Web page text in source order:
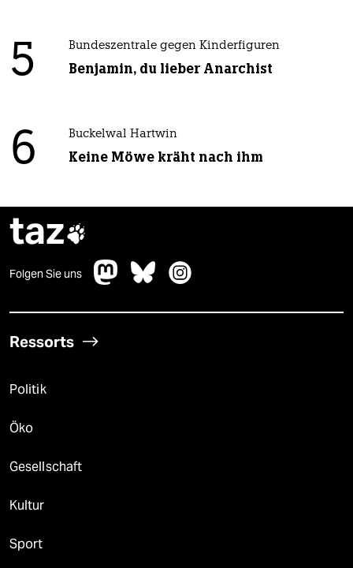
5 Bundeszentrale gegen Kinderfiguren
Benjamin, du lieber Anarchist
6 Buckelwal Hartwin
Keine Möwe kräht nach ihm
taz
Folgen Sie uns
Ressorts
Politik
Öko
Gesellschaft
Kultur
Sport